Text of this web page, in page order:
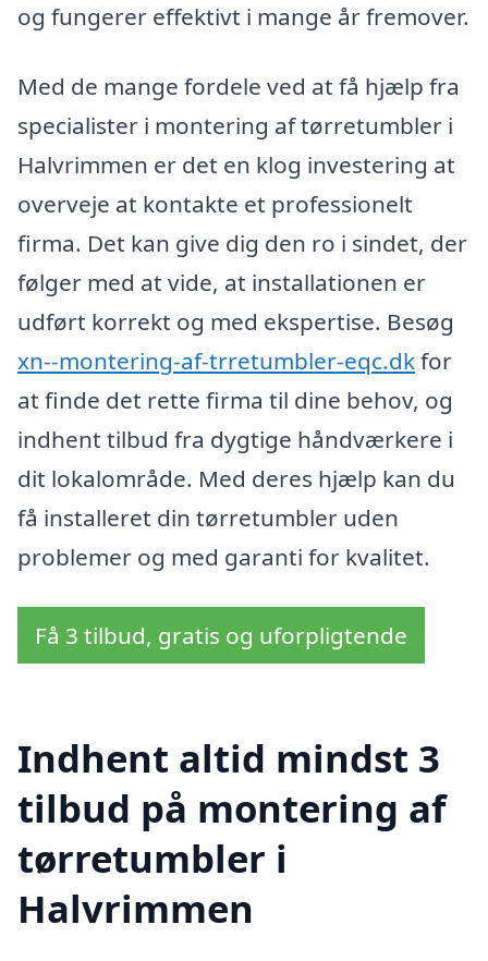
og fungerer effektivt i mange år fremover.
Med de mange fordele ved at få hjælp fra
specialister i montering af tørretumbler i
Halvrimmen er det en klog investering at
overveje at kontakte et professionelt
firma. Det kan give dig den ro i sindet, der
følger med at vide, at installationen er
udført korrekt og med ekspertise. Besøg
xn--montering-af-trretumbler-eqc.dkfor
at finde det rette firma til dine behov, og
indhent tilbud fra dygtige håndværkere i
dit lokalområde. Med deres hjælp kan du
få installeret din tørretumbler uden
problemer og med garanti for kvalitet.
Få 3 tilbud, gratis og uforpligtende
Indhent altid mindst 3
tilbud på montering af
tørretumbler i
Halvrimmen